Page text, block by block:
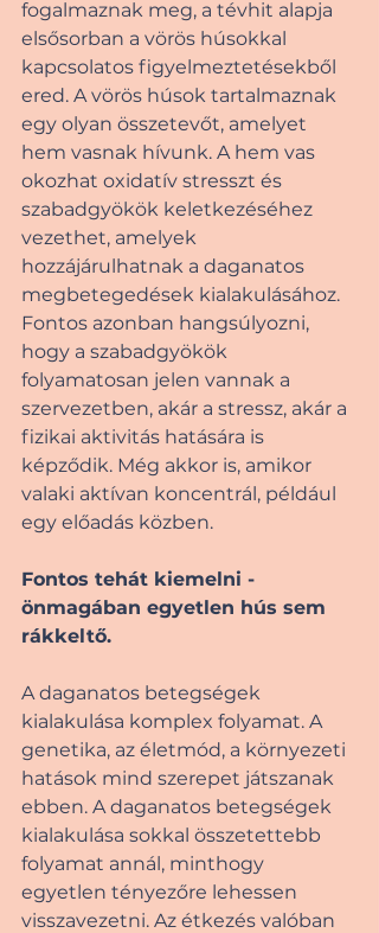
fogalmaznak meg, a tévhit alapja
elsősorban a vörös húsokkal
kapcsolatos figyelmeztetésekből
ered. A vörös húsok tartalmaznak
egy olyan összetevőt, amelyet
hem vasnak hívunk. A hem vas
okozhat oxidatív stresszt és
szabadgyökök keletkezéséhez
vezethet, amelyek
hozzájárulhatnak a daganatos
megbetegedések kialakulásához.
Fontos azonban hangsúlyozni,
hogy a szabadgyökök
folyamatosan jelen vannak a
szervezetben, akár a stressz, akár a
fizikai aktivitás hatására is
képződik. Még akkor is, amikor
valaki aktívan koncentrál, például
egy előadás közben.
Fontos tehát kiemelni -
önmagában egyetlen hús sem
rákkeltő.
A daganatos betegségek
kialakulása komplex folyamat. A
genetika, az életmód, a környezeti
hatások mind szerepet játszanak
ebben. A daganatos betegségek
kialakulása sokkal összetettebb
folyamat annál, minthogy
egyetlen tényezőre lehessen
visszavezetni. Az étkezés valóban